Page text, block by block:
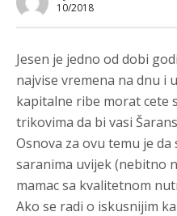
10/2018
Jesen je jedno od dobi
najvise vremena na dnu i
kapitalne ribe morat cete
trikovima da bi vasi
Osnova za ovu temu je
saranima uvijek (nebitno
mamac sa kvalitetnom
Ako se radi o iskusnijim